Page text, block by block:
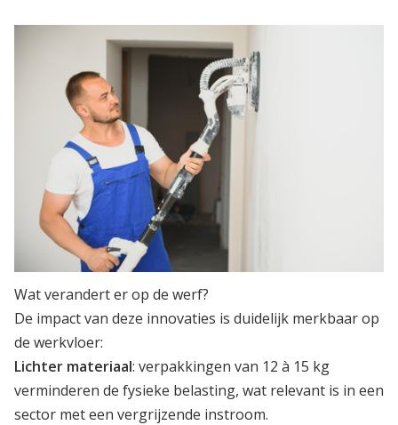
Wat verandert er op de werf?
De impact van deze innovaties is duidelijk merkbaar op
de werkvloer:
Lichter materiaal: verpakkingen van 12 à 15 kg
verminderen de fysieke belasting, wat relevant is in een
sector met een vergrijzende instroom.